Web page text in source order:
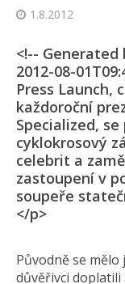
1.8.2012
<!-- Generated
2012-08-
Press Launch,
každoroční
Specialized,
cyklokrosový
celebrit a
zastoupení v
soupeře
</p>
Původně se
důvěřivci doplatili